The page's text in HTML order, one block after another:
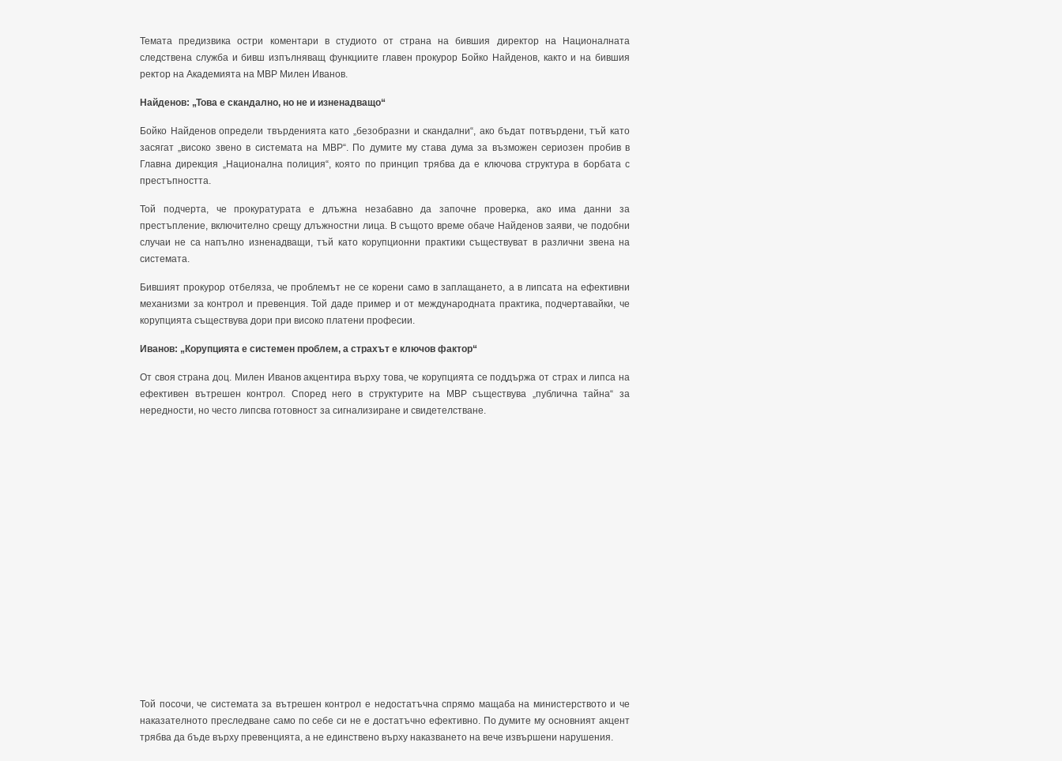
Темата предизвика остри коментари в студиото от страна на бившия директор на Националната
следствена служба и бивш изпълняващ функциите главен прокурор Бойко Найденов, както и на бившия
ректор на Академията на МВР Милен Иванов.
Найденов: „Това е скандално, но не и изненадващо“
Бойко Найденов определи твърденията като „безобразни и скандални“, ако бъдат потвърдени, тъй като
засягат „високо звено в системата на МВР“. По думите му става дума за възможен сериозен пробив в
Главна дирекция „Национална полиция“, която по принцип трябва да е ключова структура в борбата с
престъпността.
Той подчерта, че прокуратурата е длъжна незабавно да започне проверка, ако има данни за
престъпление, включително срещу длъжностни лица. В същото време обаче Найденов заяви, че подобни
случаи не са напълно изненадващи, тъй като корупционни практики съществуват в различни звена на
системата.
Бившият прокурор отбеляза, че проблемът не се корени само в заплащането, а в липсата на ефективни
механизми за контрол и превенция. Той даде пример и от международната практика, подчертавайки, че
корупцията съществува дори при високо платени професии.
Иванов: „Корупцията е системен проблем, а страхът е ключов фактор“
От своя страна доц. Милен Иванов акцентира върху това, че корупцията се поддържа от страх и липса на
ефективен вътрешен контрол. Според него в структурите на МВР съществува „публична тайна“ за
нередности, но често липсва готовност за сигнализиране и свидетелстване.
Той посочи, че системата за вътрешен контрол е недостатъчна спрямо мащаба на министерството и че
наказателното преследване само по себе си не е достатъчно ефективно. По думите му основният акцент
трябва да бъде върху превенцията, а не единствено върху наказването на вече извършени нарушения.